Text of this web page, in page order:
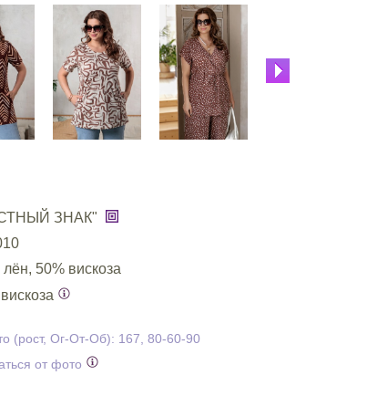
ЗНАК"
лён, 50% вискоза
(рост, Ог-От-Об): 167, 80-60-90
от фото